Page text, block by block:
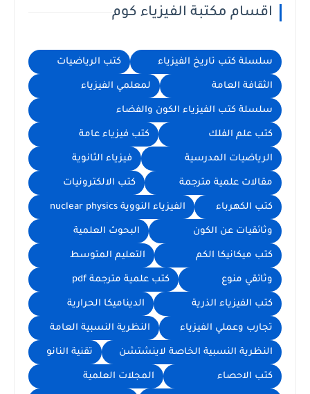
اقسام مكتبة الفيزياء كوم
سلسلة كتب تاريخ الفيزياء كتب الرياضيات
الثقافة العامة لمعلمي الفيزياء
سلسلة كتب الفيزياء الكون والفضاء
كتب علم الفلك كتب فيزياء عامة
الرياضيات المدرسية فيزياء الثانوية
مقالات علمية مترجمة كتب الالكترونيات
كتب الكهرباء الفيزياء النووية nuclear physics
وثائقيات عن الكون البحوث العلمية
كتب ميكانيكا الكم التعليم المتوسط
وثائقي منوع كتب علمية مترجمة pdf
كتب الفيزياء الذرية الديناميكا الحرارية
تجارب وعملي الفيزياء النظرية النسبية العامة
النظرية النسبية الخاصة لاينشتشن تقنية النانو
كتب الاحصاء المجلات العلمية